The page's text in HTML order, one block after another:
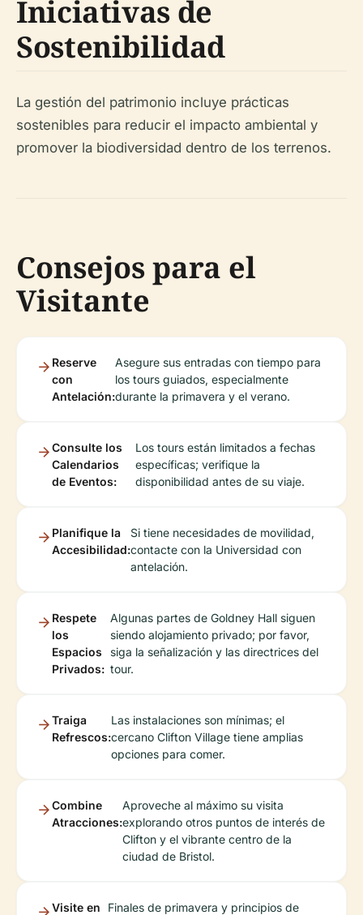
Iniciativas de
Sostenibilidad
La gestión del patrimonio incluye prácticas
sostenibles para reducir el impacto ambiental y
promover la biodiversidad dentro de los terrenos.
Consejos para el
Visitante
Reserve
con
Antelación:
Asegure sus entradas con tiempo para
los tours guiados, especialmente
durante la primavera y el verano.
Consulte los
Calendarios
de Eventos:
Los tours están limitados a fechas
específicas; verifique la
disponibilidad antes de su viaje.
Planifique la
Accesibilidad:
Si tiene necesidades de movilidad,
contacte con la Universidad con
antelación.
Respete
los
Espacios
Privados:
Algunas partes de Goldney Hall siguen
siendo alojamiento privado; por favor,
siga la señalización y las directrices del
tour.
Traiga
Refrescos:
Las instalaciones son mínimas; el
cercano Clifton Village tiene amplias
opciones para comer.
Combine
Atracciones:
Aproveche al máximo su visita
explorando otros puntos de interés de
Clifton y el vibrante centro de la
ciudad de Bristol.
Visite en
Finales de primavera y principios de